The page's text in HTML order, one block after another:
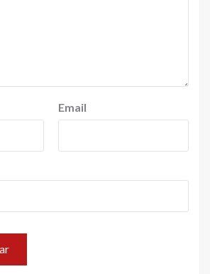
Email